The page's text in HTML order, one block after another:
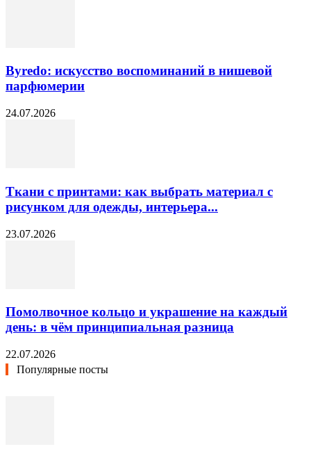
Byredo: искусство воспоминаний в нишевой
парфюмерии
24.07.2026
Ткани с принтами: как выбрать материал с
рисунком для одежды, интерьера...
23.07.2026
Помолвочное кольцо и украшение на каждый
день: в чём принципиальная разница
22.07.2026
Популярные посты